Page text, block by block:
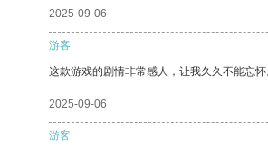
2025-09-06
游客
这款游戏的剧情非常感人，让我久久不能忘怀
2025-09-06
游客